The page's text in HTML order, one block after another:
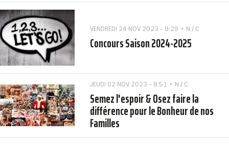
VENDREDI 24 NOV 2023 - 8:29 N / C
Concours Saison 2024-2025
JEUDI 02 NOV 2023 - 8:51 N / C
Semez l'espoir & Osez faire la
différence pour le Bonheur de nos
Familles